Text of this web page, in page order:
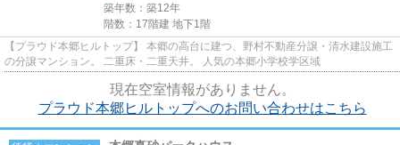
築年数：築12年
階数：17階建 地下1階
【プラウド本郷ヒルトップ】 本郷の高台に建つ、野村不動産分譲・清水建設施工
の分譲マンション。 二重床・二重天井。 人気の本郷小学校学区域
現在空室情報がありません。
プラウド本郷ヒルトップへのお問い合わせはこちら